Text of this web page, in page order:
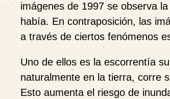
imágenes de 1997 se observa
había. En contraposición, las
a través de ciertos fenómenos
Uno de ellos es la escorrentía
naturalmente en la tierra, corre
Esto aumenta el riesgo de